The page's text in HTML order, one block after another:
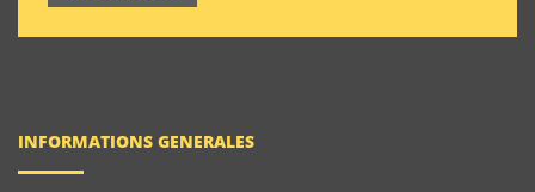
INFORMATIONS GENERALES